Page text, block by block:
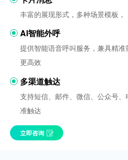
丰富的展现形式，多种场景模板
AI智能外呼
提供智能语音呼叫服务，兼具精
更高效
多渠道触达
支持短信、邮件、微信、公众号
准触达
立即咨询